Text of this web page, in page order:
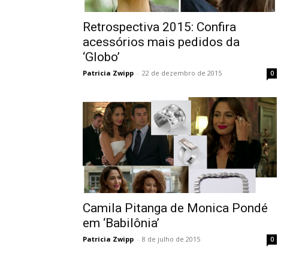
Retrospectiva 2015: Confira
acessórios mais pedidos da
‘Globo’
Patricia Zwipp - 22 de dezembro de 2015 0
Camila Pitanga de Monica Pondé
em ‘Babilônia’
Patricia Zwipp - 8 de julho de 2015 0